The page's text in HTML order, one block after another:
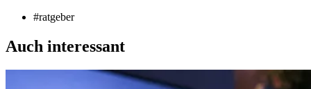
#ratgeber
Auch interessant